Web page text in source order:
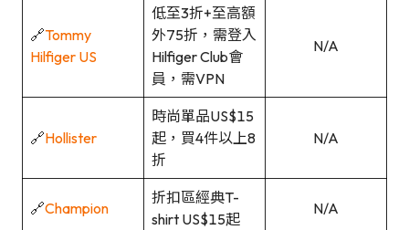
🔗Tommy
Hilfiger US
低至3折+至高額
外75折，需登入
Hilfiger Club會
員，需VPN
N/A
🔗Hollister
時尚單品US$15
起，買4件以上8
折
N/A
🔗Champion
折扣區經典T-
shirt US$15起
N/A